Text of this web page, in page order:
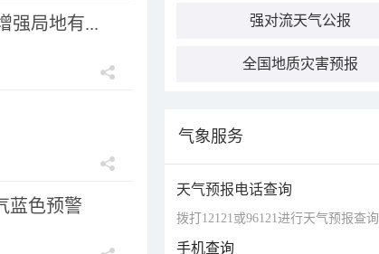
强局地有...
蓝色预警
强对流天气公报
全国地质灾害预报
气象服务
天气预报电话查询
拨打12121或96121进行天气预报查询
手机查询